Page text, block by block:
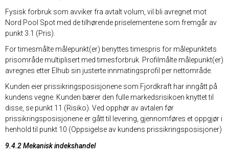
Fysisk forbruk som avviker fra avtalt volum, vil bli avregnet mot
Nord Pool Spot med de tilhørende priselementene som fremgår av
punkt 3.1 (Pris).
For timesmålte målepunkt(er) benyttes timespris for målepunktets
prisområde multiplisert med timesforbruk. Profilmålte målepunkt(er)
avregnes etter Elhub sin justerte innmatingsprofil per nettområde.
Kunden eier prissikringsposisjonene som Fjordkraft har inngått på
kundens vegne. Kunden bærer den fulle markedsrisikoen knyttet til
disse, se punkt 11 (Risiko). Ved opphør av avtalen før
prissikringsposisjonene er gått til levering, gjennomføres et oppgjør i
henhold til punkt 10 (Oppsigelse av kundens prissikringsposisjoner)
9.4.2 Mekanisk indekshandel